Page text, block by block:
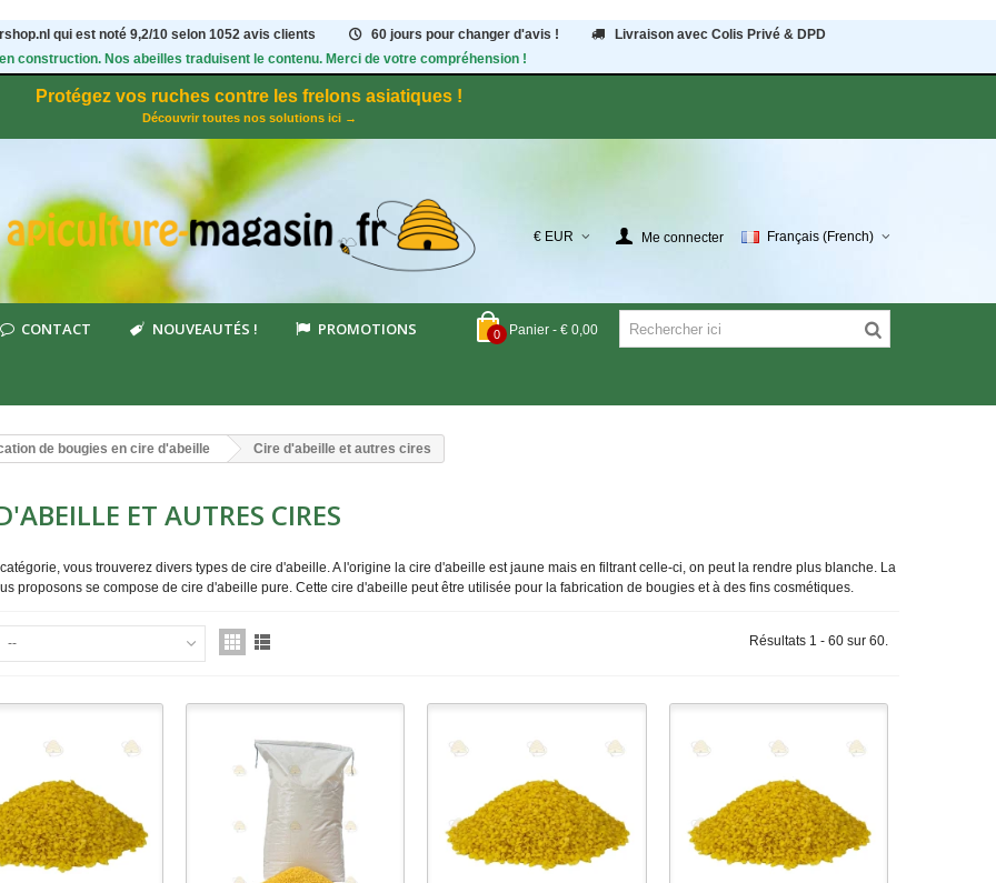
qui est noté 9,2/10 selon 1052avis clients 60 jours pour changer d'avis !
Livraison avec Colis Privé & DPD
construction. Nos abeilles traduisent le contenu. Merci de votre compréhension !
Protégez vos ruches contre les frelons asiatiques !
Découvrir toutes nos solutions ici →
€ EUR Me connecter Français (French)
0 Panier - € 0,00
CONTACT NOUVEAUTÉS ! PROMOTIONS
de bougies en cire d'abeille Cire d'abeille et autres cires
ET AUTRES CIRES
vous trouverez divers types de cire d'abeille. A l'origine la cire d'abeille est jaune mais en filtrant celle-ci, on peut la rendre plus blanche. La
proposons se compose de cire d'abeille pure. Cette cire d'abeille peut être utilisée pour la fabrication de bougies et à des fins cosmétiques.
-- Résultats 1 - 60 sur 60.